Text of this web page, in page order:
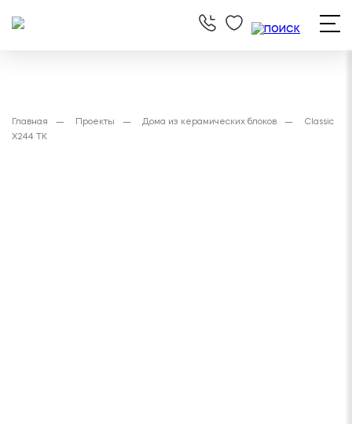
Главная Проекты Дома из керамических блоков
Classic
X244 TK